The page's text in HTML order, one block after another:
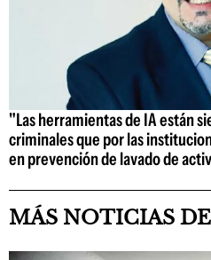
"Las herramientas de IA están
criminales que por las
en prevención de lavado de
MÁS NOTICIAS